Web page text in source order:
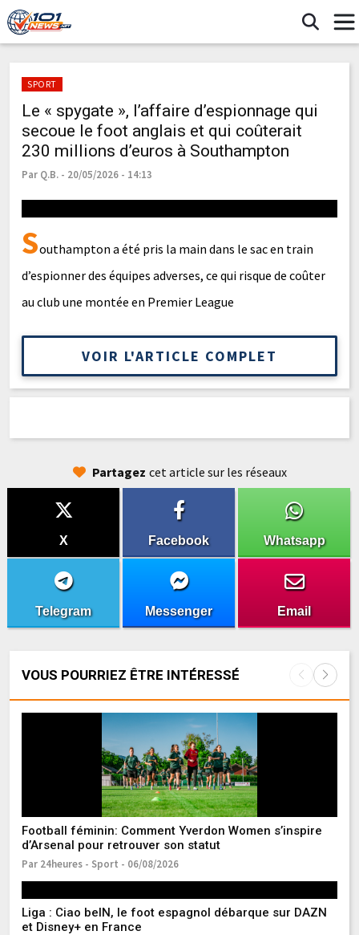
SPORT
Le « spygate », l’affaire d’espionnage qui
secoue le foot anglais et qui coûterait
230 millions d’euros à Southampton
Par Q.B. - 20/05/2026 - 14:13
Southampton a été pris la main dans le sac en train
d’espionner des équipes adverses, ce qui risque de coûter
au club une montée en Premier League
VOIR L'ARTICLE COMPLET
Partagez cet article sur les réseaux
X Facebook Whatsapp
Telegram Messenger Email
VOUS POURRIEZ ÊTRE INTÉRESSÉ
Football féminin: Comment Yverdon Women s’inspire
d’Arsenal pour retrouver son statut
Par 24heures - Sport - 06/08/2026
Liga : Ciao beIN, le foot espagnol débarque sur DAZN
et Disney+ en France